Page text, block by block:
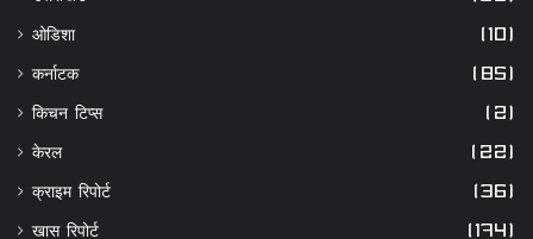
ओडिशा (10)
कर्नाटक (85)
किचन टिप्स (2)
केरल (22)
क्राइम रिपोर्ट (36)
खास रिपोर्ट (174)